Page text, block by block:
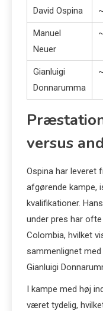
David Ospina
Manuel
Neuer
Gianluigi
Donnarumma
versus
Ospina har leveret
afgørende kampe,
kvalifikationer.
under pres har
Colombia, hvilket
sammenlignet
Gianluigi
I kampe med høj
været tydelig,